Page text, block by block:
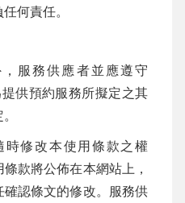
何責任。
服務供應者並應遵守
供預約服務所擬定之其
時修改本使用條款之權
款將公佈在本網站上，
確認條文的修改。服務供